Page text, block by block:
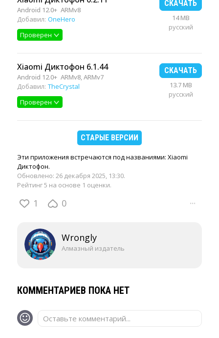
Android 12.0+ ARMv8
Добавил: OneHero
Проверен
СКАЧАТЬ
14 MB
русский
Xiaomi Диктофон 6.1.44
Android 12.0+ ARMv8, ARMv7
Добавил: TheCrystal
Проверен
СКАЧАТЬ
13.7 MB
русский
СТАРЫЕ ВЕРСИИ
Эти приложения встречаются под названиями: Xiaomi
Диктофон.
Обновлено: 26 декабря 2025, 13:30.
Рейтинг 5 на основе 1 оценки.
1 0 ···
Wrongly
Алмазный издатель
КОММЕНТАРИЕВ ПОКА НЕТ
Оставьте комментарий...